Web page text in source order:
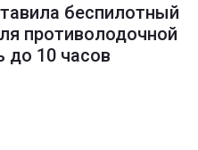
беспилотный
противолодочной
до 10 часов